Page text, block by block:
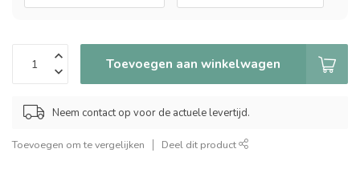
Toevoegen aan winkelwagen
Neem contact op voor de actuele levertijd.
Toevoegen om te vergelijken Deel dit product